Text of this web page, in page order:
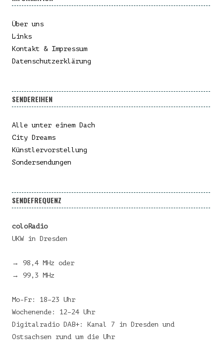
Über uns
Links
Kontakt & Impressum
Datenschutzerklärung
SENDEREIHEN
Alle unter einem Dach
City Dreams
Künstlervorstellung
Sondersendungen
SENDEFREQUENZ
coloRadio
UKW in Dresden
→ 98,4 MHz oder
→ 99,3 MHz
Mo-Fr: 18–23 Uhr
Wochenende: 12–24 Uhr
Digitalradio DAB+: Kanal 7 in Dresden und
Ostsachsen rund um die Uhr